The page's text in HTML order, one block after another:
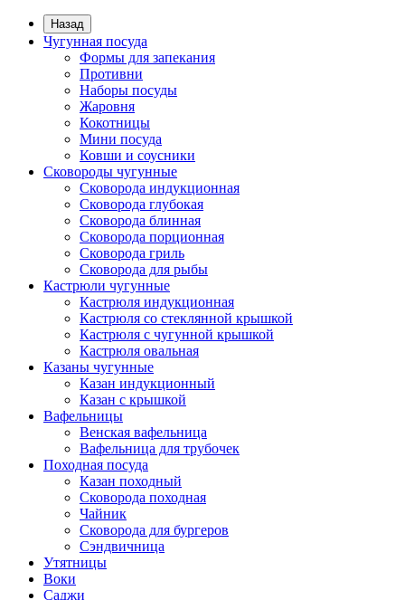
Назад
Чугунная посуда
Формы для запекания
Противни
Наборы посуды
Жаровня
Кокотницы
Мини посуда
Ковши и соусники
Сковороды чугунные
Сковорода индукционная
Сковорода глубокая
Сковорода блинная
Сковорода порционная
Сковорода гриль
Сковорода для рыбы
Кастрюли чугунные
Кастрюля индукционная
Кастрюля со стеклянной крышкой
Кастрюля с чугунной крышкой
Кастрюля овальная
Казаны чугунные
Казан индукционный
Казан с крышкой
Вафельницы
Венская вафельница
Вафельница для трубочек
Походная посуда
Казан походный
Сковорода походная
Чайник
Сковорода для бургеров
Сэндвичница
Утятницы
Bоки
Саджи